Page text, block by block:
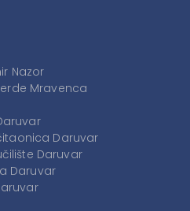
Nazor
Mravenca
Daruvar
Daruvar
Daruvar